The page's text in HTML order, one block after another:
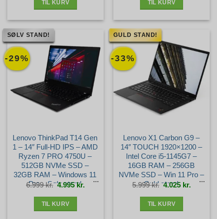
TIL KURV TIL KURV
-29%
SØLV STAND!
Lenovo ThinkPad T14 Gen
1 – 14″ Full-HD IPS – AMD
Ryzen 7 PRO 4750U –
512GB NVMe SSD –
32GB RAM – Windows 11
Pro – Sølv stand
6.999kr. Den
oprindelige
pris
4.995kr.Den
aktuelle
pris
TIL KURV
-33%
GULD STAND!
Lenovo X1 Carbon G9 –
14″ TOUCH 1920×1200 –
Intel Core i5-1145G7 –
16GB RAM – 256GB
NVMe SSD – Win 11 Pro –
Guld stand
5.999kr. Den
oprindelige
pris
4.025 kr.Den
aktuelle
pris
TIL KURV